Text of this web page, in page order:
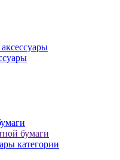
бумаги
категории